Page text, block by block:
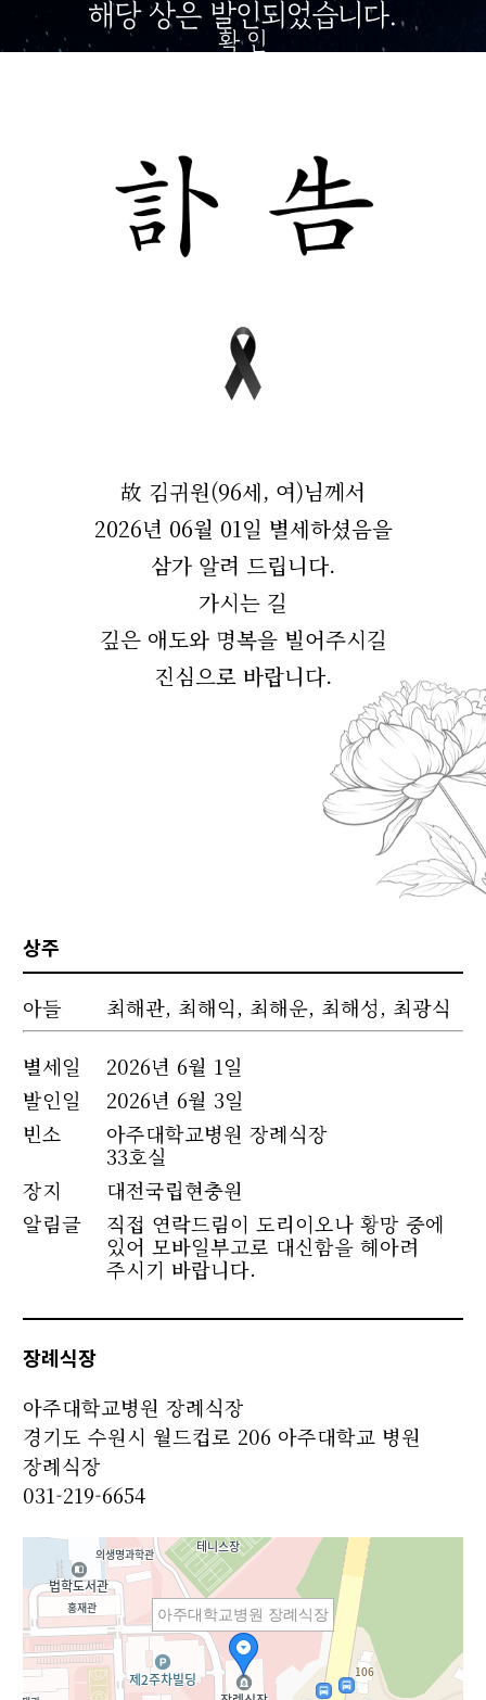
해당 상은 발인되었습니다.
확 인
故 김귀원(96세, 여)님께서
2026년 06월 01일 별세하셨음을
삼가 알려 드립니다.
가시는 길
깊은 애도와 명복을 빌어주시길
진심으로 바랍니다.
상주
아들 최해관, 최해익, 최해운, 최해성, 최광식
별세일
2026년 6월 1일
발인일
2026년 6월 3일
빈소
아주대학교병원 장례식장
33호실
장지
대전국립현충원
알림글
직접 연락드림이 도리이오나 황망 중에
있어 모바일부고로 대신함을 헤아려
주시기 바랍니다.
장례식장
아주대학교병원 장례식장
경기도 수원시 월드컵로 206 아주대학교 병원
장례식장
031-219-6654
아주대학교병원 장례식장